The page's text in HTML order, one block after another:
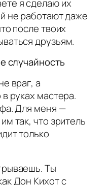
я сделаю их
не работают даже
после твоих
друзьям.
случайность
враг, а
руках мастера.
Для меня —
так, что зритель
только
Ты
Дон Кихот с